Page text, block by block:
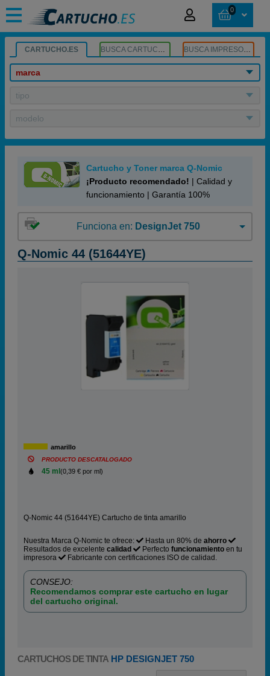
0
CARTUCHO.ES BUSCA CARTUCHOS BUSCA IMPRESORA
marca
tipo
modelo
Cartucho y Toner marca Q-Nomic
¡Producto recomendado! | Calidad y
funcionamiento | Garantía 100%
Funciona en: DesignJet 750
Q-Nomic 44 (51644YE)
amarillo
PRODUCTO DESCATALOGADO
45 ml (0,39 € por ml)
Q-Nomic 44 (51644YE) Cartucho de tinta amarillo
Nuestra Marca Q-Nomic te ofrece: Hasta un 80% de ahorro
Resultados de excelente calidad Perfecto funcionamiento en tu
impresora
Fabricante con certificaciones ISO de calidad.
CONSEJO:
Recomendamos comprar este cartucho en lugar
del cartucho original.
CARTUCHOS DE TINTA HP DESIGNJET 750